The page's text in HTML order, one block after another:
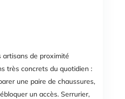
artisans de proximité
très concrets du quotidien :
une paire de chaussures,
un accès. Serrurier,